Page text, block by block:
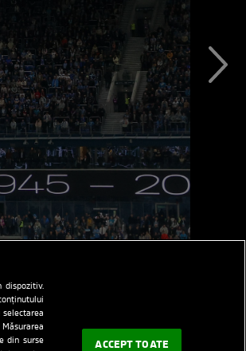
dispozitiv.
din surse
ACCEPT TOATE